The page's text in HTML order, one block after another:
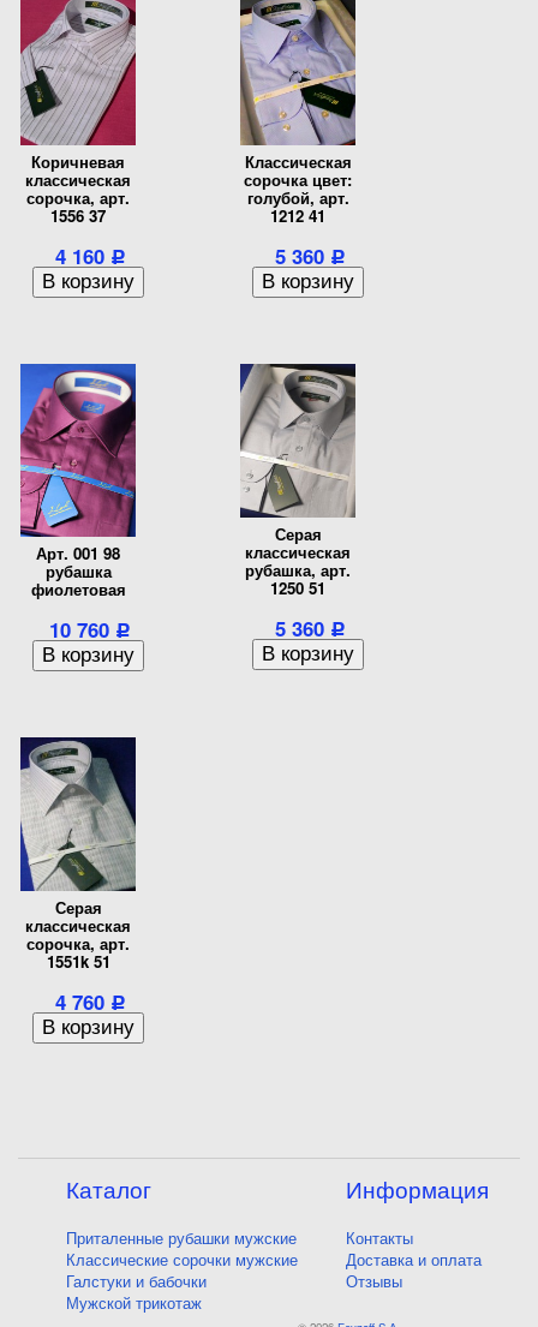
Коричневая
классическая
сорочка, арт.
1556 37
4 160 Р
Классическая
сорочка цвет:
голубой, арт.
1212 41
5 360 Р
Арт. 001 98
рубашка
фиолетовая
10 760 Р
Серая
классическая
рубашка, арт.
1250 51
5 360 Р
Серая
классическая
сорочка, арт.
1551k 51
4 760 Р
Каталог
Приталенные рубашки мужские
Классические сорочки мужские
Галстуки и бабочки
Мужской трикотаж
Информация
Контакты
Доставка и оплата
Отзывы